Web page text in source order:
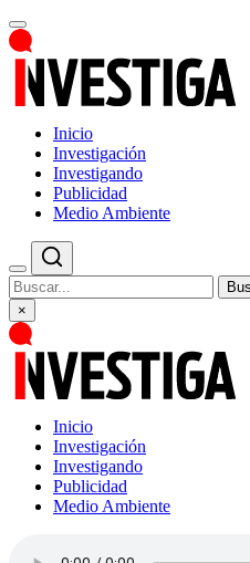
Inicio
Investigación
Investigando
Publicidad
Medio Ambiente
×
Inicio
Investigación
Investigando
Publicidad
Medio Ambiente